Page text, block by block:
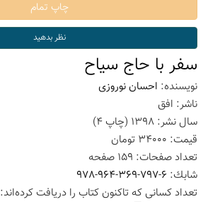
سفر با حاج سیاح
نویسنده: احسان نوروزی
ناشر: افق
سال نشر: 1398 (چاپ4
)
قیمت: 34000 تومان
تعداد صفحات: 159 صفحه
شابك: 978-964-369-797-6
تعداد كسانی كه تاكنون كتاب را دریافت كرده‌اند: 81 نفر